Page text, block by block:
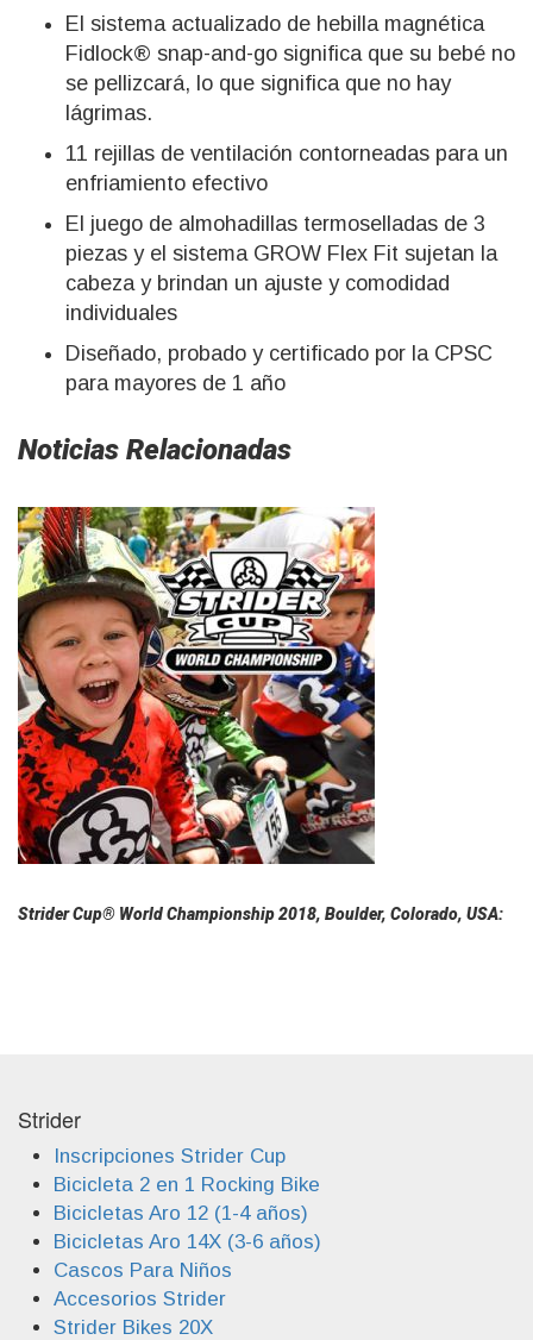
El sistema actualizado de hebilla magnética
Fidlock® snap-and-go significa que su bebé no
se pellizcará, lo que significa que no hay
lágrimas.
11 rejillas de ventilación contorneadas para un
enfriamiento efectivo
El juego de almohadillas termoselladas de 3
piezas y el sistema GROW Flex Fit sujetan la
cabeza y brindan un ajuste y comodidad
individuales
Diseñado, probado y certificado por la CPSC
para mayores de 1 año
Noticias Relacionadas
Strider Cup® World Championship 2018, Boulder, Colorado, USA:
Strider
Inscripciones Strider Cup
Bicicleta 2 en 1 Rocking Bike
Bicicletas Aro 12 (1-4 años)
Bicicletas Aro 14X (3-6 años)
Cascos Para Niños
Accesorios Strider
Strider Bikes 20X